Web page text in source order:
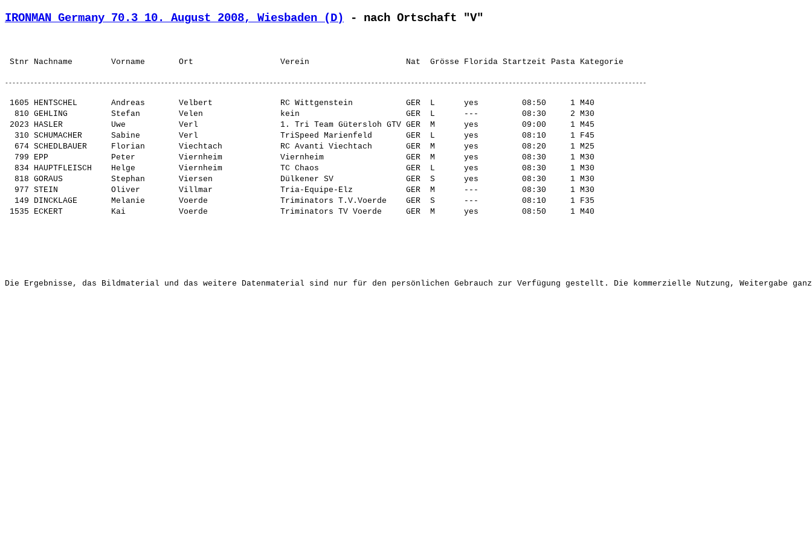
IRONMAN Germany 70.3 10. August 2008, Wiesbaden (D) - nach Ortschaft "V"
1605 HENTSCHEL       Andreas       Velbert              RC Wittgenstein           GER  L      yes         08:50     1 M40
  810 GEHLING         Stefan        Velen                kein                      GER  L      ---         08:30     2 M30
2023 HASLER          Uwe           Verl                 1. Tri Team Gütersloh GTV GER  M      yes         09:00     1 M45
  310 SCHUMACHER      Sabine        Verl                 TriSpeed Marienfeld       GER  L      yes         08:10     1 F45
  674 SCHEDLBAUER     Florian       Viechtach            RC Avanti Viechtach       GER  M      yes         08:20     1 M25
  799 EPP             Peter         Viernheim            Viernheim                 GER  M      yes         08:30     1 M30
  834 HAUPTFLEISCH    Helge         Viernheim            TC Chaos                  GER  L      yes         08:30     1 M30
  818 GORAUS          Stephan       Viersen              Dülkener SV               GER  S      yes         08:30     1 M30
  977 STEIN           Oliver        Villmar              Tria-Equipe-Elz           GER  M      ---         08:30     1 M30
  149 DINCKLAGE       Melanie       Voerde               Triminators T.V.Voerde    GER  S      ---         08:10     1 F35
Die Ergebnisse, das Bildmaterial und das weitere Datenmaterial sind nur für den persönlichen Gebrauch zur Verfügung gestellt. Die kommerzielle Nutzung, Weitergabe